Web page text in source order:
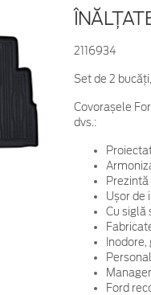
2116934
Set de 2
Covorașele
dvs.:
Ușor de
Cu siglă
Ford